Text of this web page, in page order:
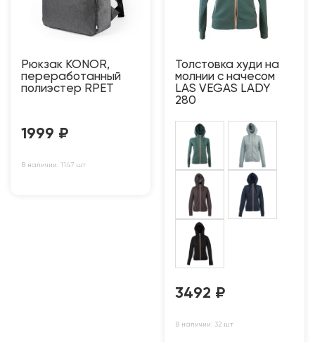
Рюкзак KONOR,
переработанный
полиэстер RPET
1999 ₽
В наличии: 1147 шт
Толстовка худи на
молнии с начесом
LAS VEGAS LADY
280
3492 ₽
В наличии: 32 шт